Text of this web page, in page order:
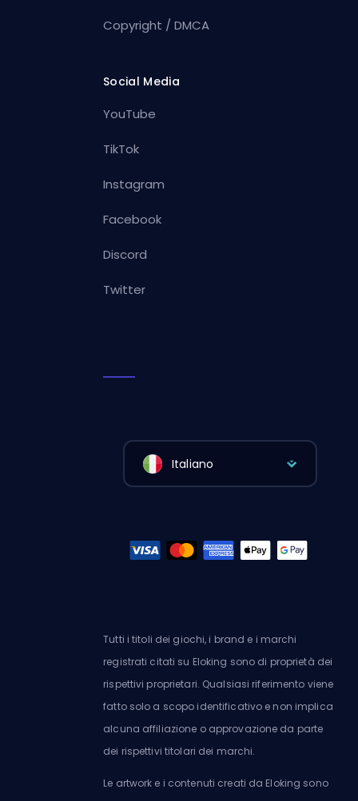
Copyright / DMCA
Social Media
YouTube
TikTok
Instagram
Facebook
Discord
Twitter
Italiano
Tutti i titoli dei giochi, i brand e i marchi
registrati citati su Eloking sono di proprietà dei
rispettivi proprietari. Qualsiasi riferimento viene
fatto solo a scopo identificativo e non implica
alcuna affiliazione o approvazione da parte
dei rispettivi titolari dei marchi.
Le artwork e i contenuti creati da Eloking sono